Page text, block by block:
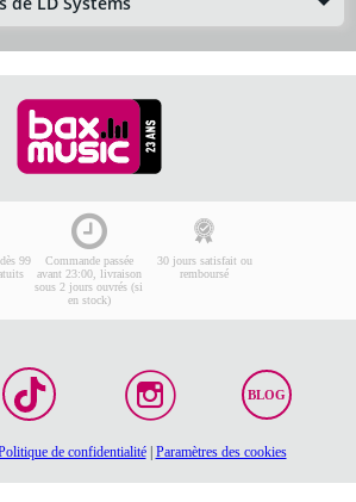
99
Commande passée
avant 23:00, livraison
sous 2 jours ouvrés (si
en stock)
30 jours satisfait ou
remboursé
BLOG
de confidentialité| Paramètres des cookies